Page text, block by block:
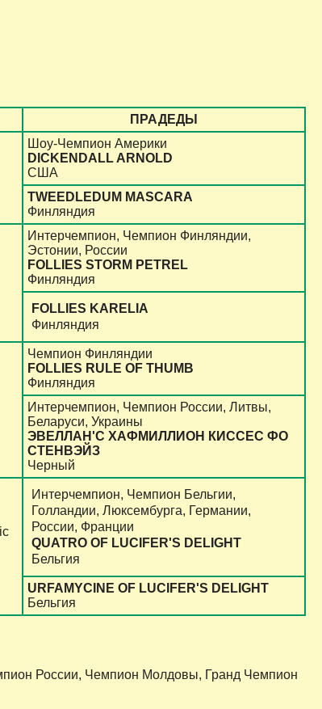
ПРАДЕДЫ
Шоу-Чемпион Америки
DICKENDALL ARNOLD
США
TWEEDLEDUM MASCARA
Финляндия
Интерчемпион, Чемпион Финляндии,
Эстонии, России
FOLLIES STORM PETREL
Финляндия
FOLLIES KARELIA
Финляндия
Чемпион Финляндии
FOLLIES RULE OF THUMB
Финляндия
Интерчемпион, Чемпион России, Литвы,
Беларуси, Украины
ЭВЕЛЛАН'C ХАФМИЛЛИОН КИССЕС ФО
СТЕНВЭЙЗ
Черный
Интерчемпион, Чемпион Бельгии,
Голландии, Люксембурга, Германии,
России, Франции
QUATRO OF LUCIFER'S DELIGHT
Бельгия
URFAMYCINE OF LUCIFER'S DELIGHT
Бельгия
России, Чемпион Молдовы, Гранд Чемпион